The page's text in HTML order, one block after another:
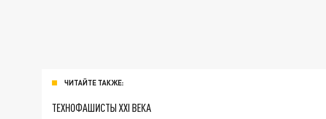
ЧИТАЙТЕ ТАКЖЕ:
ТЕХНОФАШИСТЫ XXI ВЕКА